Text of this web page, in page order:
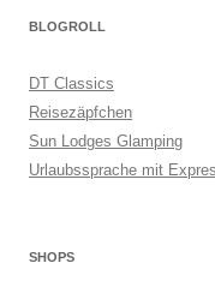
BLOGROLL
DT Classics
Reisezäpfchen
Sun Lodges Glamping
Urlaubssprache mit
SHOPS